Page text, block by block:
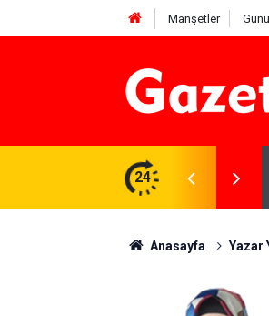
Manşetler
24
karşı denetimler artırıldı
Anasayfa Yazar